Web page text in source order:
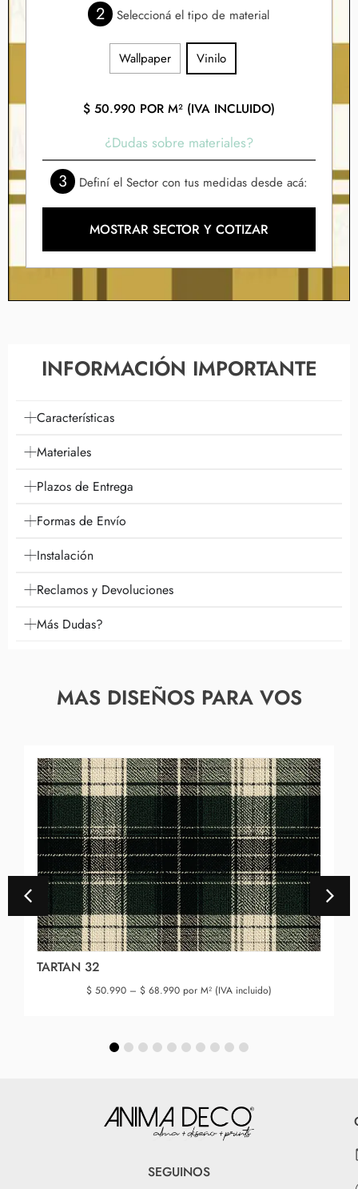
2 Seleccioná el tipo de material
Wallpaper Vinilo
$50.990 POR M² (IVA INCLUIDO)
¿Dudas sobre materiales?
3 Definí el Sector con tus medidas desde acá:
MOSTRAR SECTOR Y COTIZAR
INFORMACIÓN IMPORTANTE
Características
Materiales
Plazos de Entrega
Formas de Envío
Instalación
Reclamos y Devoluciones
Más Dudas?
MAS DISEÑOS PARA VOS
TARTAN 32
$ 50.990 – $ 68.990 por M² (IVA incluido)
SEGUINOS